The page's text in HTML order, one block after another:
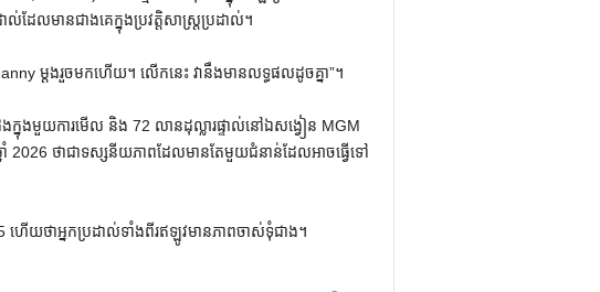
ដែលមានជាងគេក្នុងប្រវត្តិសាស្ត្រប្រដាល់។
ម្តងរួចមកហើយ។ លើកនេះ វានឹងមានលទ្ធផលដូចគ្នា”។
ងក្នុងមួយការមើល និង 72 លានដុល្លារផ្ទាល់នៅឯសង្វៀន MGM
2026 ថាជាទស្សនីយភាពដែលមានតែមួយជំនាន់ដែលអាចធ្វើទៅ
ហើយ​ថា​អ្នក​ប្រដាល់​ទាំង​ពីរ​ឥឡូវ​មាន​ភាព​ចាស់​ទុំ​ជាង។